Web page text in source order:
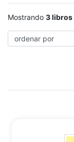
Mostrando 3 libros